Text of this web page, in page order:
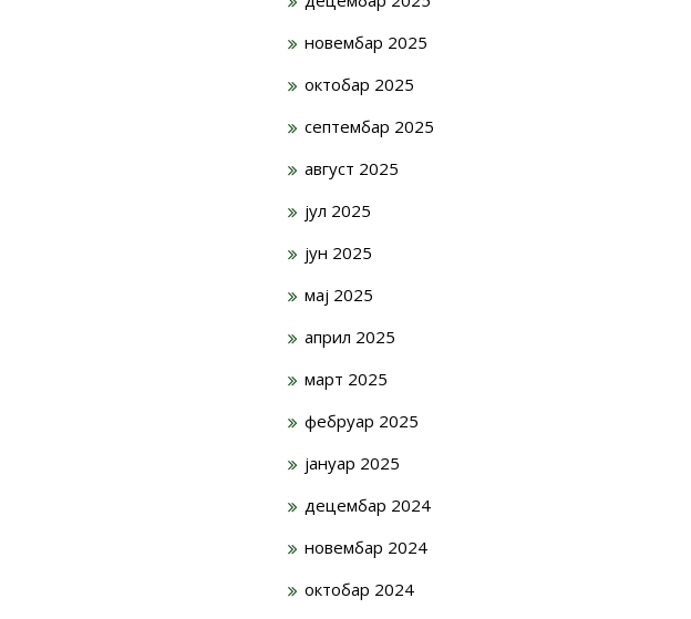
новембар 2025
октобар 2025
септембар 2025
август 2025
јул 2025
јун 2025
мај 2025
април 2025
март 2025
фебруар 2025
јануар 2025
децембар 2024
новембар 2024
октобар 2024